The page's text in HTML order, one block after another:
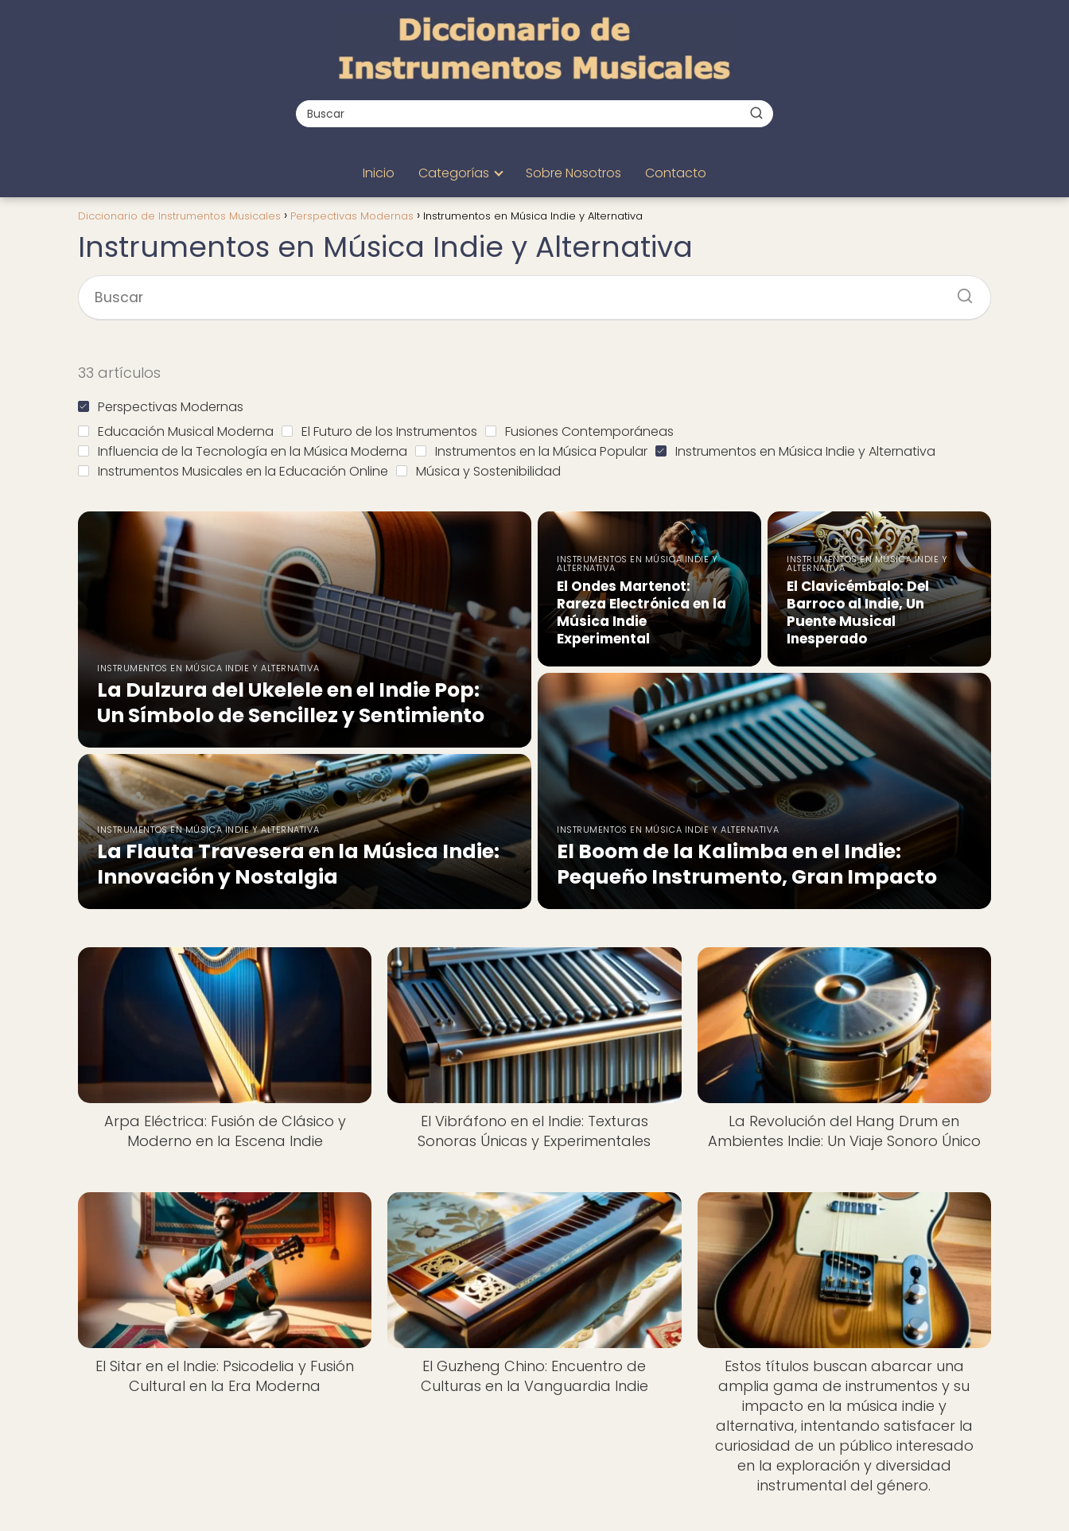
Inicio Categorías Sobre Nosotros Contacto
Diccionario de Instrumentos Musicales Perspectivas Modernas Instrumentos en Música Indie y Alternativa
Instrumentos en Música Indie y Alternativa
33 artículos
Perspectivas Modernas
Educación Musical Moderna
El Futuro de los Instrumentos
Fusiones Contemporáneas
Influencia de la Tecnología en la Música Moderna
Instrumentos en la Música Popular
Instrumentos en Música Indie y Alternativa
Instrumentos Musicales en la Educación Online
Música y Sostenibilidad
INSTRUMENTOS EN MÚSICA INDIE Y ALTERNATIVA
La Dulzura del Ukelele en el Indie Pop:
Un Símbolo de Sencillez y Sentimiento
INSTRUMENTOS EN MÚSICA INDIE Y
ALTERNATIVA
El Ondes Martenot:
Rareza Electrónica en la
Música Indie
Experimental
INSTRUMENTOS EN MÚSICA INDIE Y ALTERNATIVA
La Flauta Travesera en la Música Indie:
Innovación y Nostalgia
INSTRUMENTOS EN MÚSICA INDIE Y
ALTERNATIVA
El Clavicémbalo: Del
Barroco al Indie, Un
Puente Musical
Inesperado
INSTRUMENTOS EN MÚSICA INDIE Y ALTERNATIVA
El Boom de la Kalimba en el Indie:
Pequeño Instrumento, Gran Impacto
Arpa Eléctrica: Fusión de Clásico y
Moderno en la Escena Indie
El Vibráfono en el Indie: Texturas
Sonoras Únicas y Experimentales
La Revolución del Hang Drum en
Ambientes Indie: Un Viaje Sonoro Único
El Sitar en el Indie: Psicodelia y Fusión
Cultural en la Era Moderna
El Guzheng Chino: Encuentro de
Culturas en la Vanguardia Indie
Estos títulos buscan abarcar una
amplia gama de instrumentos y su
impacto en la música indie y
alternativa, intentando satisfacer la
curiosidad de un público interesado
en la exploración y diversidad
instrumental del género.